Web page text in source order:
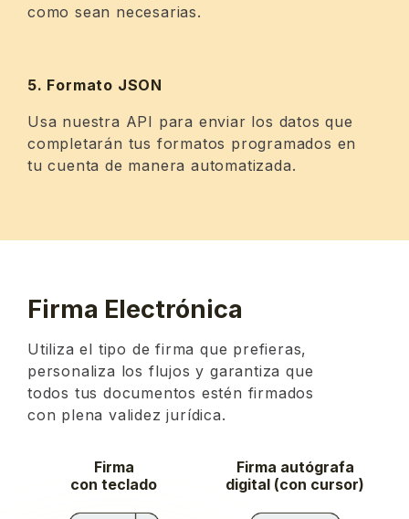
como sean necesarias.
5. Formato JSON
Usa nuestra API para enviar los datos que
completarán tus formatos programados en
tu cuenta de manera automatizada.
Firma Electrónica
Utiliza el tipo de firma que prefieras,
personaliza los flujos y garantiza que
todos tus documentos estén firmados
con plena validez jurídica.
Firma
con teclado
Firma autógrafa
digital (con cursor)